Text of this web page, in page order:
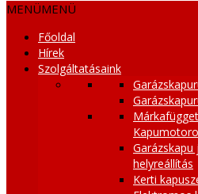
MENÜMENÜ
Főoldal
Hírek
Szolgáltatásaink
Garázskapu
helyreállítás
Kerti